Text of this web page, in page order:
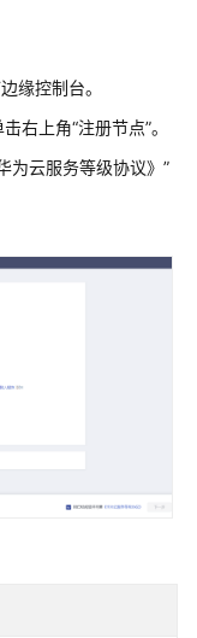
缘控制台。
击右上角“注册节点”。
为云服务等级协议》”